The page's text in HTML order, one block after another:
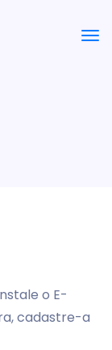
o E-
cadastre-a